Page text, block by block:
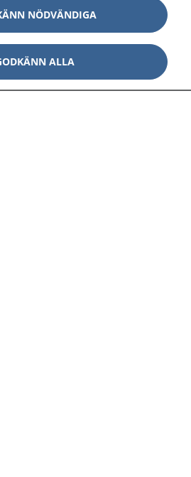
om hälsa och information om
du kan kontakta.
journal och göra dina
1177 för
runt.
vill må bättre.
NÖDVÄNDIGA
ALLA